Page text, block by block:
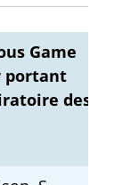
Game
portant
des